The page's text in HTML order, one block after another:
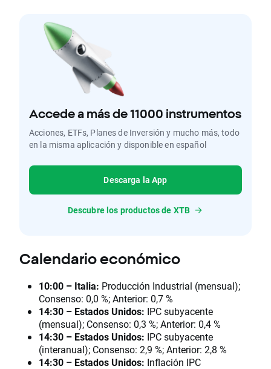
Accede a más de 11000 instrumentos
Acciones, ETFs, Planes de Inversión y mucho más, todo
en la misma aplicación y disponible en español
Descarga la App
Descubre los productos de XTB
Calendario económico
10:00 – Italia: Producción Industrial (mensual);
Consenso: 0,0 %; Anterior: 0,7 %
14:30 – Estados Unidos: IPC subyacente
(mensual); Consenso: 0,3 %; Anterior: 0,4 %
14:30 – Estados Unidos: IPC subyacente
(interanual); Consenso: 2,9 %; Anterior: 2,8 %
14:30 – Estados Unidos: Inflación IPC